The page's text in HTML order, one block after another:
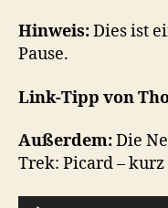
Hinweis:Dies ist
Pause.
Link-Tipp von
Außerdem:Die
Trek: Picard –